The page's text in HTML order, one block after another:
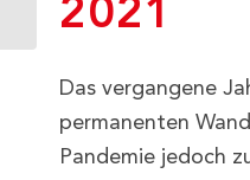
2021
Das vergangene
permanenten
Pandemie jedoch
eins